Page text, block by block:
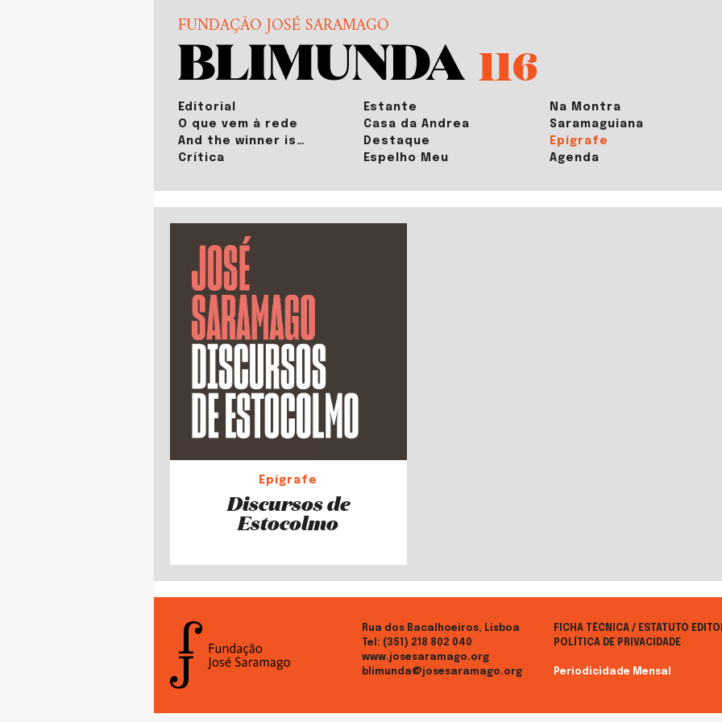
FUNDAÇÃO JOSÉ SARAMAGO
116
Editorial
O que vem à rede
And the winner is…
Crítica
Estante
Casa da Andrea
Destaque
Espelho Meu
Na Montra
Saramaguiana
Epígrafe
Agenda
Epígrafe
Discursos de
Estocolmo
Rua dos Bacalhoeiros, Lisboa
Tel: (351) 218 802 040
www.josesaramago.org
blimunda@josesaramago.org
FICHA TÉCNICA / ESTATUTO
POLÍTICA DE PRIVACIDADE
Periodicidade Mensal